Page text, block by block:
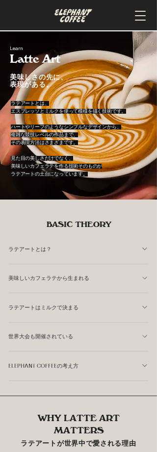
Latte Art
ラテアートとは、
エスプレッソとミルクを使って模様を描く技術です。
ハートやリーフのようなシンプルなデザインから、
複雑な競技レベルの作品まで、
その表現方法はさまざまです。
見た目の美しさだけでなく、
美味しいカフェラテを作る技術そのものが
ラテアートの土台になっています。
Learn
美味しさの先に、
表現がある。
BASIC THEORY
ラテアートとは？
エスプレッソ抽出と、なめらかなミルク作りができて初め
しいカフェラテを作る技術の延長線上にあります。
美味しいカフェラテから生まれる
スプレッソ抽出と、なめらかなミルク作りができて初めて
いカフェラテを作る技術の延長線上にあります。
ラテアートはミルクで決まる
かく滑らかなミルクは、美しいコントラストやシャープな
って仕上がりは大きく変わります。
世界大会も開催されている
ています。 世界各地で大会が開催されており、バリスタ
ELEPHANT COFFEEの考え方
美しいラテアートは、美味しいカフェラテを作る技術の結
て、人を笑顔にできることもラテアートの大きな魅力だと
WHY LATTE ART
MATTERS
ラテアートが世界中で愛される理由